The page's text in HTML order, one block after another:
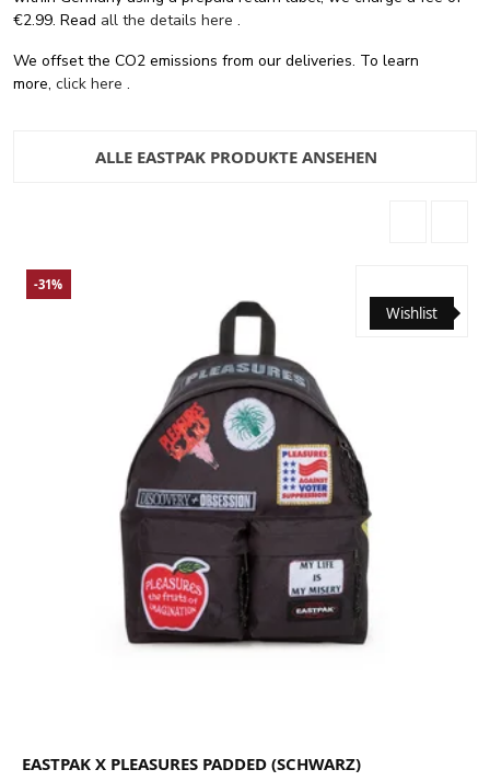
€2.99. Read all the details here .
We offset the CO2 emissions from our deliveries. To learn
more, click here .
ALLE EASTPAK PRODUKTE ANSEHEN
Wishlist
-31%
EASTPAK X PLEASURES PADDED (SCHWARZ)